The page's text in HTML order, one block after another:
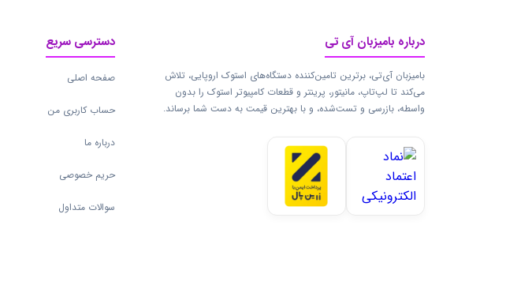
درباره بامیزبان آی تی
بامیزبان آی‌تی، برترین تامین‌کننده دستگاه‌های استوک اروپایی، تلاش
می‌کند تا لپ‌تاپ، مانیتور، پرینتر و قطعات کامپیوتر استوک را بدون
واسطه، بازرسی و تست‌شده، و با بهترین قیمت به دست شما برساند.
دسترسی سریع
صفحه اصلی
حساب کاربری من
درباره ما
حریم خصوصی
سوالات متداول